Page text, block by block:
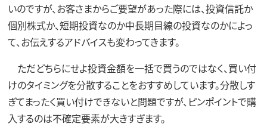
いのですが、お客さまからご要望があった際には、投資信託か
個別株式か、短期投資なのか中長期目線の投資なのかによっ
て、お伝えするアドバイスも変わってきます。
ただどちらにせよ投資金額を一括で買うのではなく、買い付
けのタイミングを分散することをおすすめしています。分散しす
ぎてまったく買い付けできないと問題ですが、ピンポイントで購
入するのは不確定要素が大きすぎます。